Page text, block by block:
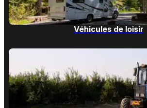
Véhicules de loisir